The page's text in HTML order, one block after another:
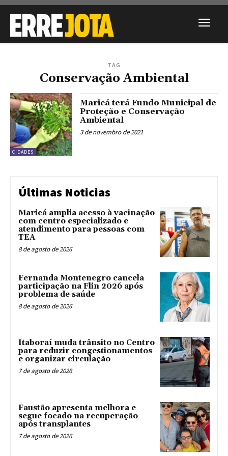
TAG
Conservação Ambiental
CIDADES
Maricá terá Fundo Municipal de
Proteção e Conservação
Ambiental
3 de novembro de 2021
Últimas Noticias
Maricá amplia acesso à vacinação
com centro especializado e
atendimento para pessoas com
TEA
8 de agosto de 2026
Fernanda Montenegro cancela
participação na Flin 2026 após
problema de saúde
8 de agosto de 2026
Itaboraí muda trânsito no Centro
para reduzir congestionamentos
e organizar circulação
7 de agosto de 2026
Faustão apresenta melhora e
segue focado na recuperação
após transplantes
7 de agosto de 2026